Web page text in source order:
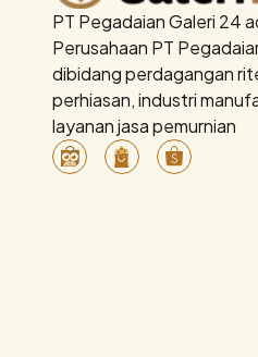
PT Pegadaian Galeri 24
Perusahaan PT
dibidang perdagangan
perhiasan, industri
layanan jasa pemurnian